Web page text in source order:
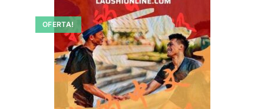
OFERTA!